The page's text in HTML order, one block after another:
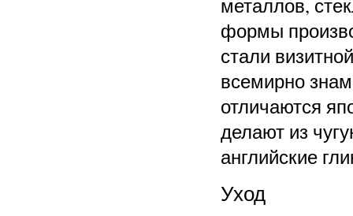
металлов,
формы
стали
всемирно
отличаются
делают из
английские
Уход